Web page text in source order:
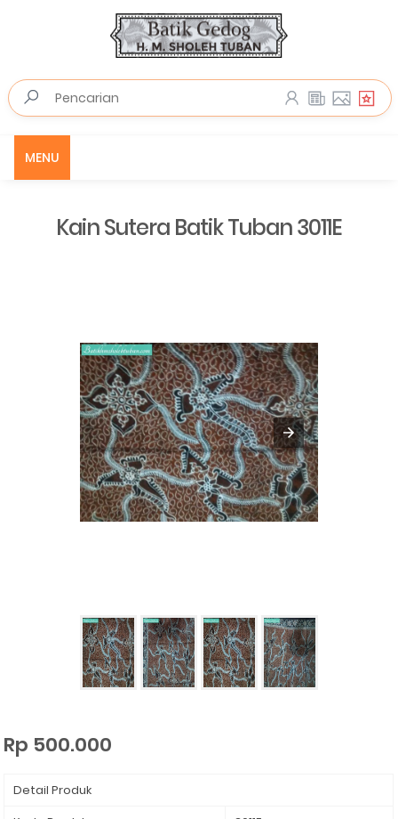
MENU
Kain Sutera Batik Tuban 3011E
Rp 500.000
Detail Produk